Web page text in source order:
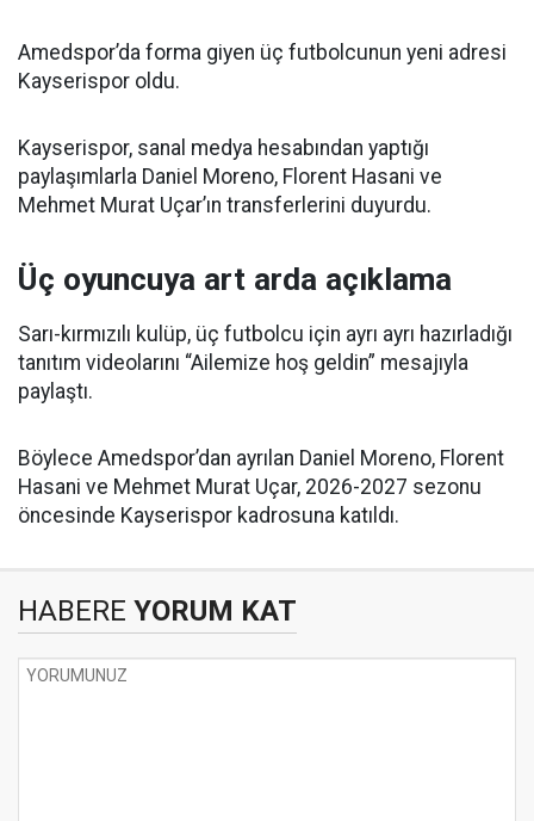
Amedspor’da forma giyen üç futbolcunun yeni adresi
Kayserispor oldu.
Kayserispor, sanal medya hesabından yaptığı
paylaşımlarla Daniel Moreno, Florent Hasani ve
Mehmet Murat Uçar’ın transferlerini duyurdu.
Üç oyuncuya art arda açıklama
Sarı-kırmızılı kulüp, üç futbolcu için ayrı ayrı hazırladığı
tanıtım videolarını “Ailemize hoş geldin” mesajıyla
paylaştı.
Böylece Amedspor’dan ayrılan Daniel Moreno, Florent
Hasani ve Mehmet Murat Uçar, 2026-2027 sezonu
öncesinde Kayserispor kadrosuna katıldı.
HABERE YORUM KAT